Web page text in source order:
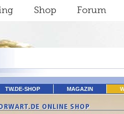
Shop Forum
TW.DE-SHOP MAGAZIN